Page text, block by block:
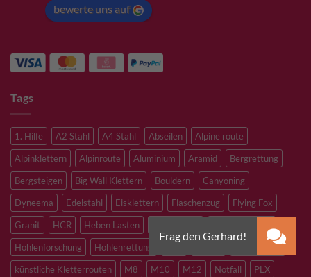
bewerte uns auf
Tags
1. Hilfe A2 Stahl A4 Stahl Abseilen
Alpine route
Alpinklettern
Alpinroute Aluminium Aramid
Bergrettung
Bergsteigen
Big Wall Klettern Bouldern
Canyoning
Dyneema
Edelstahl Eisklettern Flaschenzug
Flying Fox
Granit
HCR Heben Lasten
Höhlenforschung
Höhlenrettung
Kletterhalle
künstliche Kletterrouten
M8 M10 M12 Notfall
PLX